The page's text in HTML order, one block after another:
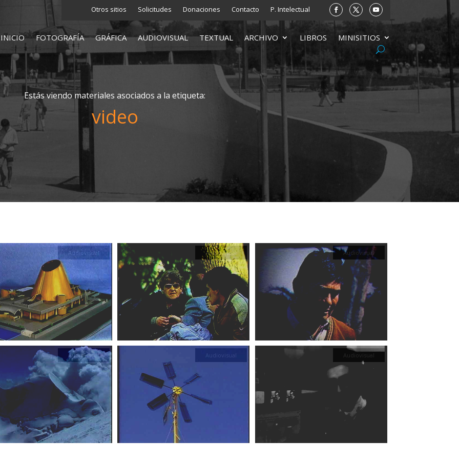
Otros sitios Solicitudes Donaciones Contacto P. Intelectual
INICIO FOTOGRAFÍA GRÁFICA AUDIOVISUAL TEXTUAL ARCHIVO LIBROS MINISITIOS
Estás viendo materiales asociados a la etiqueta:
video
Audiovisual Audiovisual Audiovisual
Audiovisual Audiovisual Audiovisual